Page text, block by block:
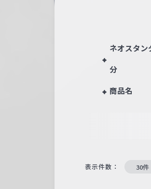
ネオスタン
分
商品名
表示件数：